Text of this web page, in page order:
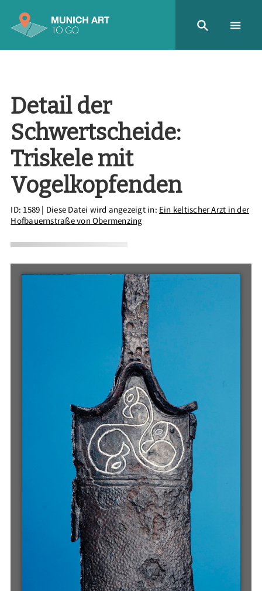
Detail der
Schwertscheide:
Triskele mit
Vogelkopfenden
ID: 1589 | Diese Datei wird angezeigt in: Ein keltischer Arzt in der
Hofbauernstraße von Obermenzing